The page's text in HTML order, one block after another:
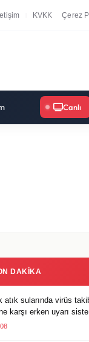
KVKK Çerez
Canlı
DAKIKA
atık sularında virüs
karşı erken uyarı